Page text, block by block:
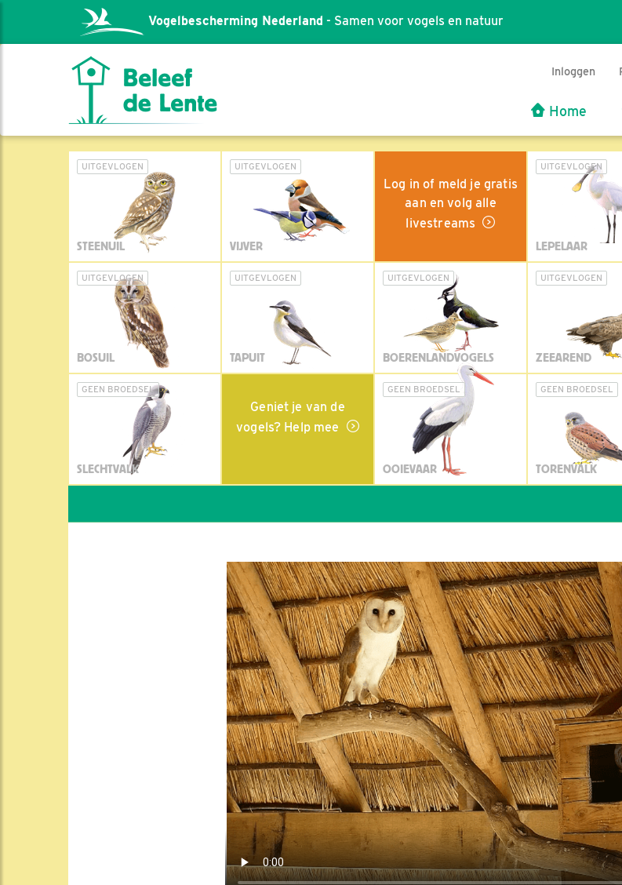
Vogelbescherming Nederland - Samen voor vogels en natuur
Inloggen
Home
UITGEVLOGEN
STEENUIL
UITGEVLOGEN
VIJVER
Log in of meld je gratis
aan en volg alle
livestreams
UITGEVLOGEN
LEPELAAR
UITGEVLOGEN
BOSUIL
UITGEVLOGEN
TAPUIT
UITGEVLOGEN
BOERENLANDVOGELS
UITGEVLOGEN
ZEEAREND
GEEN BROEDSEL
SLECHTVALK
Geniet je van de
vogels? Help mee
GEEN BROEDSEL
OOIEVAAR
GEEN BROEDSEL
TORENVALK